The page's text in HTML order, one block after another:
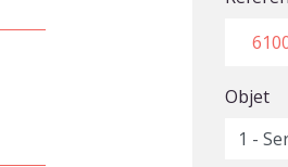
Objet